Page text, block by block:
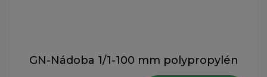
GN-Nádoba 1/1-100 mm polypropylén